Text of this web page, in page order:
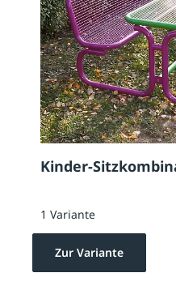
Kinder-
1 Variante
Zur Variante